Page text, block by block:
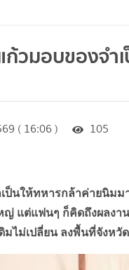
วมอบของจ
( 16:06 ) 105
ป็นให้ทหารกล้าค่ายนิม
แฟนๆ ก็คิดถึงผลงาน
ไม่เปลี่ยน ลงพื้นที่จังห